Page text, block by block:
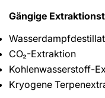
Gängige
CO₂-Extraktion
Kohlenwasserstoff-
Kryogene